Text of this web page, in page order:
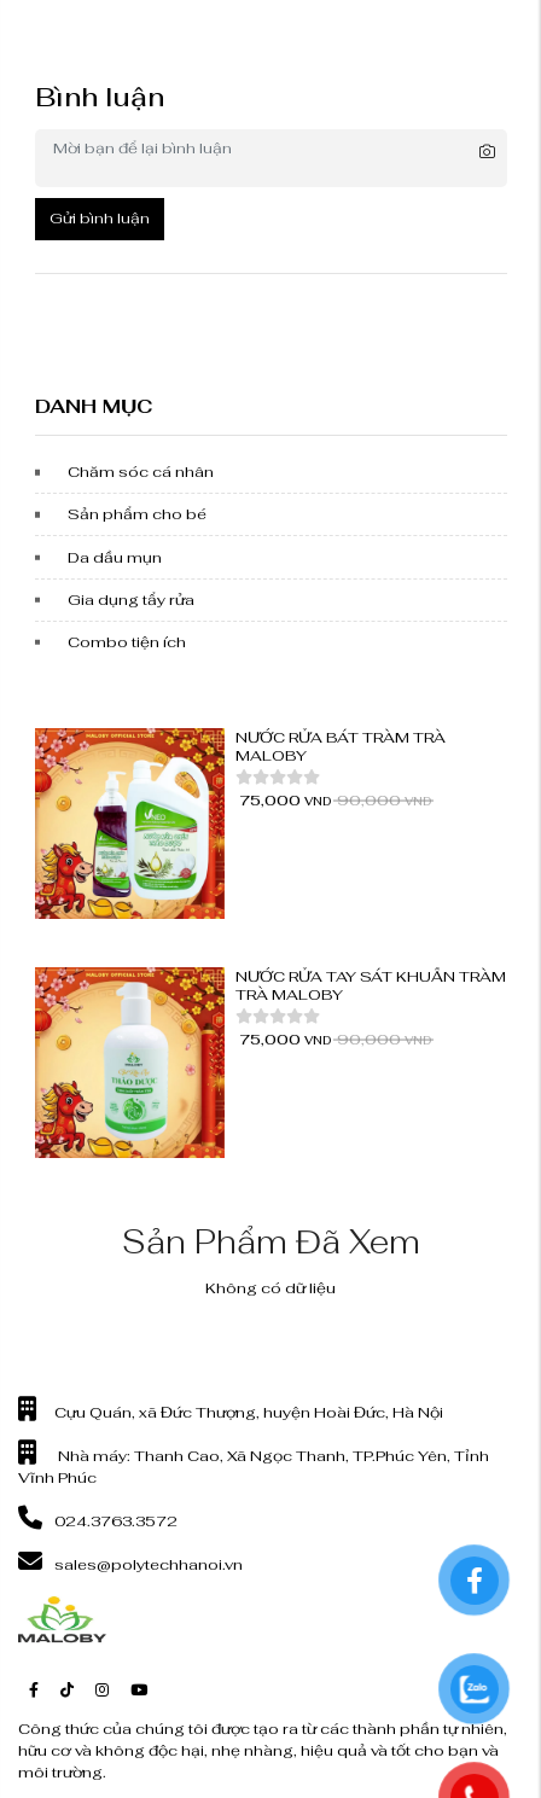
Bình luận
Gửi bình luận
DANH MỤC
Chăm sóc cá nhân
Sản phẩm cho bé
Da dầu mụn
Gia dụng tẩy rửa
Combo tiện ích
NƯỚC RỬA BÁT TRÀM TRÀ
MALOBY
75,000 VND 90,000 VND
NƯỚC RỬA TAY SÁT KHUẨN TRÀM
TRÀ MALOBY
75,000 VND 90,000 VND
Sản Phẩm Đã Xem
Không có dữ liệu
Cựu Quán, xã Đức Thượng, huyện Hoài Đức, Hà Nội
Nhà máy: Thanh Cao, Xã Ngọc Thanh, TP.Phúc Yên, Tỉnh
Vĩnh Phúc
024.3763.3572
sales@polytechhanoi.vn
Công thức của chúng tôi được tạo ra từ các thành phần tự nhiên,
hữu cơ và không độc hại, nhẹ nhàng, hiệu quả và tốt cho bạn và
môi trường.